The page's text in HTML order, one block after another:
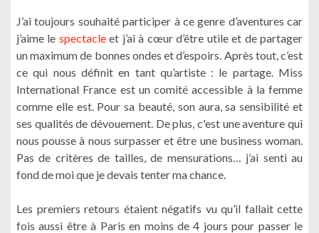
J’ai toujours souhaité participer à ce genre d’aventures car
j’aime le spectacleet j’ai à cœur d’être utile et de partager
un maximum de bonnes ondes et d’espoirs. Après tout, c’est
ce qui nous définit en tant qu’artiste : le partage. Miss
International France est un comité accessible à la femme
comme elle est. Pour sa beauté, son aura, sa sensibilité et
ses qualités de dévouement. De plus, c'est une aventure qui
nous pousse à nous surpasser et être une business woman.
Pas de critères de tailles, de mensurations… j’ai senti au
fond de moi que je devais tenter ma chance.
Les premiers retours étaient négatifs vu qu’il fallait cette
fois aussi être à Paris en moins de 4 jours pour passer le